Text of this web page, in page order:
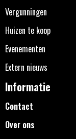
Vergunningen
Huizen te koop
Evenementen
Extern nieuws
Informatie
Contact
Over ons